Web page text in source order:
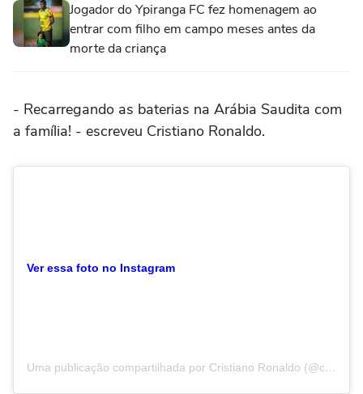
Jogador do Ypiranga FC fez homenagem ao
entrar com filho em campo meses antes da
morte da criança
- Recarregando as baterias na Arábia Saudita com
a família! - escreveu Cristiano Ronaldo.
Ver essa foto no Instagram
Uma publicação compartilhada por Cristiano Ronaldo (@cristiano)